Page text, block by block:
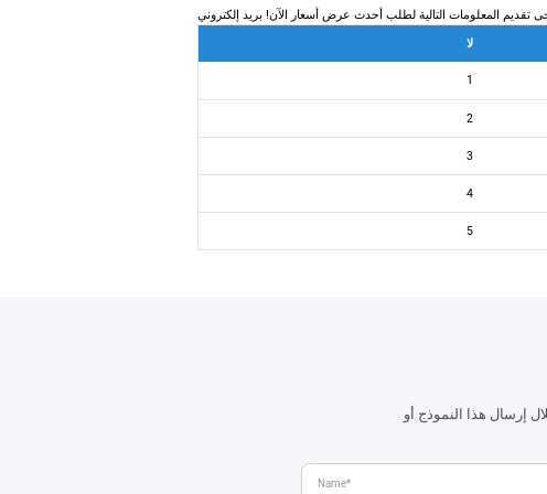
لا
1
2
3
4
5
إرسال هذا النموذج أو